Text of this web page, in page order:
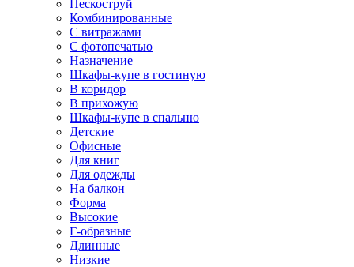
Пескоструй
Комбинированные
С витражами
С фотопечатью
Назначение
Шкафы-купе в гостиную
В коридор
В прихожую
Шкафы-купе в спальню
Детские
Офисные
Для книг
Для одежды
На балкон
Форма
Высокие
Г-образные
Длинные
Низкие